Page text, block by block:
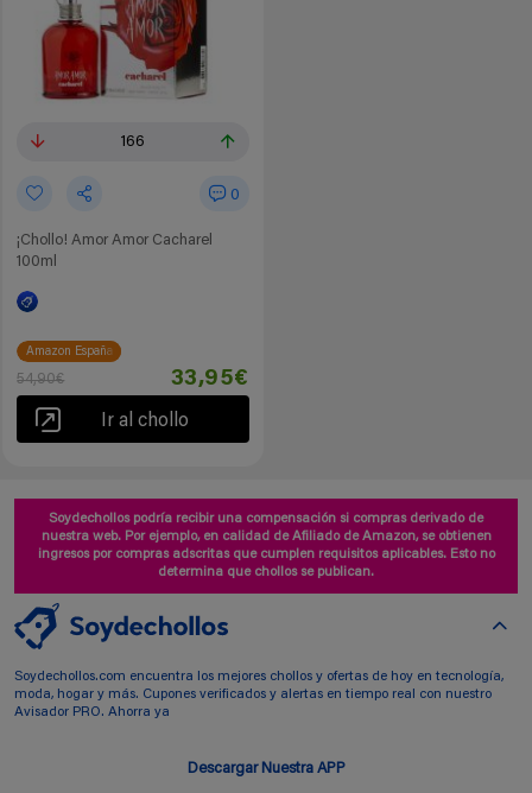
166
0
¡Chollo! Amor Amor Cacharel
100ml
Amazon España
54,90€ 33,95€
Ir al chollo
Soydechollos podría recibir una compensación si compras derivado de
nuestra web. Por ejemplo, en calidad de Afiliado de Amazon, se obtienen
ingresos por compras adscritas que cumplen requisitos aplicables. Esto no
determina que chollos se publican.
Soydechollos.com encuentra los mejores chollos y ofertas de hoy en tecnología,
moda, hogar y más. Cupones verificados y alertas en tiempo real con nuestro
Avisador PRO. Ahorra ya
Descargar Nuestra APP